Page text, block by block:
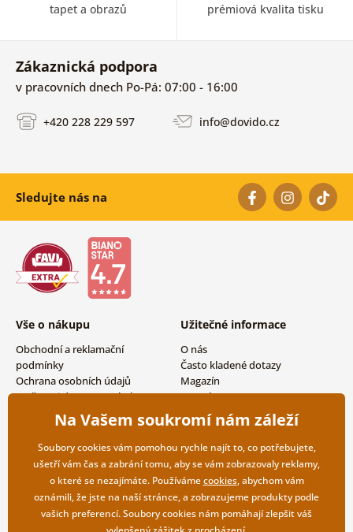
tapet a obrazů prémiová kvalita tisku
Zákaznická podpora
v pracovních dnech Po-Pá: 07:00 - 16:00
+420 228 229 597 info@dovido.cz
Sledujte nás na
Vše o nákupu
Obchodní a reklamační
podmínky
Ochrana osobních údajů
Možnosti dopravy a platby
Vrácení zboží
Užitečné informace
O nás
Často kladené dotazy
Magazín
Kontakty
Velkoobchodní spolupráce
Na Vašem soukromí nám záleží
Soubory cookies vám pomohou rychle najít to, co potřebujete,
ušetří vám čas a zabrání tomu, aby se vám zobrazovaly reklamy,
o které se nezajímáte. Používámecookies, abychom vám
oznámili, že jste na naší stránce, a zobrazujeme produkty podle
vašich preferencí. Soubory cookies nám pomáhají zlepšit váš